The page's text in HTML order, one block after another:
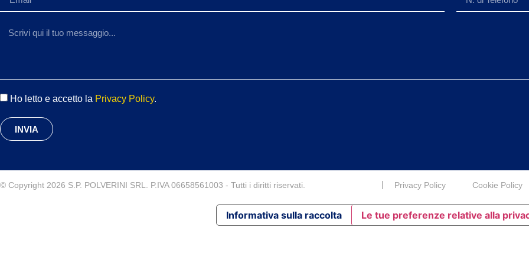
Ho letto e accetto la Privacy Policy.
INVIA
© Copyright 2026 S.P. POLVERINI SRL. P.IVA 06658561003 - Tutti i diritti riservati. Privacy Policy Cookie Policy
Informativa sulla raccolta Le tue preferenze relative alla